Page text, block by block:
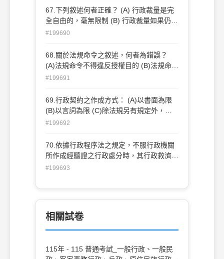
決程序
67.下列敘述何者正確？ (A) 行政裁量是完
全自由的，毫無限制 (B) 行政裁量如果仍在
法律規定之範圍內，無論如何均屬合法 (C)
例原則或平等原則，仍屬違法 (D)一般行政
裁量仍應受司法審查，而不確定法律概念之
#199690
68.關於法規命令之敘述，何者為錯誤？
(A)法規命令不得違反授權目的 (B)法規命令
不得違反母法授權之範圍 (C)法規命令不得
其他機關另訂法規命令
#199691
69.行政契約之作成方式： (A)以書面為限
(B)以言詞為限 (C)除法規另有規定外，應
#199692
70.依據行政程序法之規定，不服行政機關
所作成經聽證之行政處分時，其行政救濟程
序應如何進行？ (A) 經訴願程序或其他法定
聽證結果提起訴願程序 (C) 須先對聽證結果
提起請願程序 (D) 不須經訴願程序
#199693
相關試卷
115年 - 115 普通考試_一般行政、一般民